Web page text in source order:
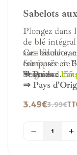
Sabelots
Plongez dans
de blé
sans
composée de
Tournesol.
Ces biscuits,
fabriqués en
Seignosse
⇒ Poids :155
⇒ Pays
3.99€
3.49€